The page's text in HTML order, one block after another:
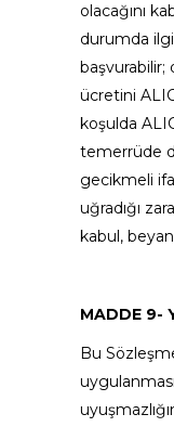
olacağını
durumda
başvurabilir;
ücretini
koşulda
temerrüde
gecikmeli
uğradığı
kabul,
MADDE 9-
Bu